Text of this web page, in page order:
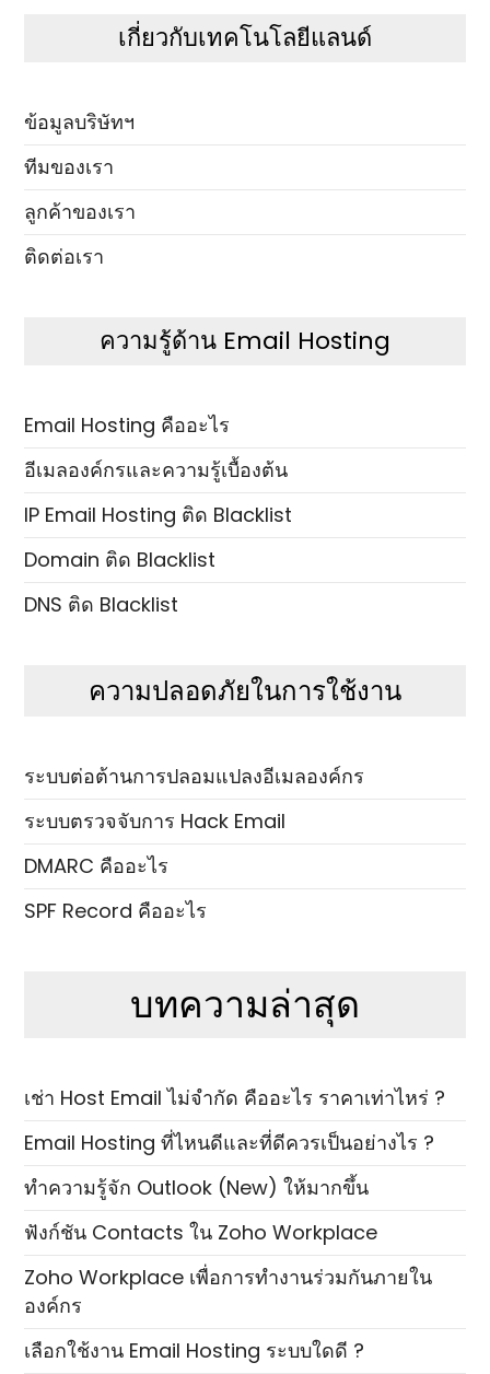
เกี่ยวกับเทคโนโลยีแลนด์
ข้อมูลบริษัทฯ
ทีมของเรา
ลูกค้าของเรา
ติดต่อเรา
ความรู้ด้าน Email Hosting
Email Hosting คืออะไร
อีเมลองค์กรและความรู้เบื้องต้น
IP Email Hosting ติด Blacklist
Domain ติด Blacklist
DNS ติด Blacklist
ความปลอดภัยในการใช้งาน
ระบบต่อต้านการปลอมแปลงอีเมลองค์กร
ระบบตรวจจับการ Hack Email
DMARC คืออะไร
SPF Record คืออะไร
บทความล่าสุด
เช่า Host Email ไม่จำกัด คืออะไร ราคาเท่าไหร่ ?
Email Hosting ที่ไหนดีและที่ดีควรเป็นอย่างไร ?
ทำความรู้จัก Outlook (New) ให้มากขึ้น
ฟังก์ชัน Contacts ใน Zoho Workplace
Zoho Workplace เพื่อการทำงานร่วมกันภายใน
องค์กร
เลือกใช้งาน Email Hosting ระบบใดดี ?